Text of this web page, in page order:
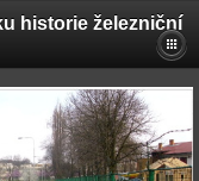
historie železniční